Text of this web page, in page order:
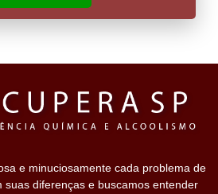
e minuciosamente cada problema de
suas diferenças e buscamos entender